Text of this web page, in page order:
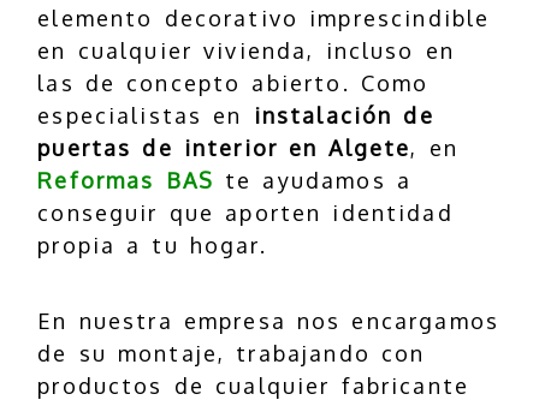
elemento decorativo imprescindible
en cualquier vivienda, incluso en
las de concepto abierto. Como
especialistas en
instalación de
puertas de interior en Algete, en
Reformas BAS te ayudamos a
conseguir que aporten identidad
propia a tu hogar.
En nuestra empresa nos encargamos
de su montaje, trabajando con
productos de cualquier fabricante